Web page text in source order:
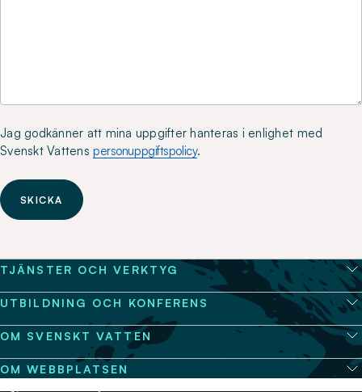
Jag godkänner att mina uppgifter hanteras i enlighet med
Svenskt Vattenspersonuppgiftspolicy.
SKICKA
TJÄNSTER OCH VERKTYG
UTBILDNING OCH KONFERENS
OM SVENSKT VATTEN
OM WEBBPLATSEN